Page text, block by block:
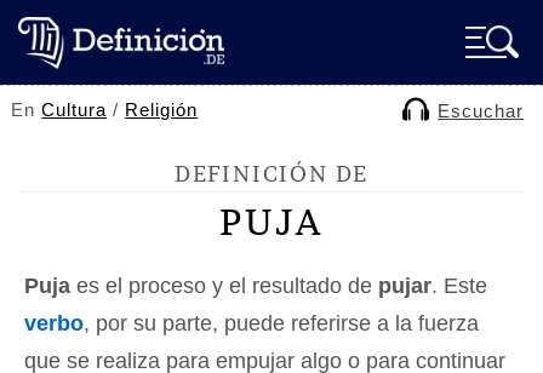
EnCultura / Religión Escuchar
DEFINICIÓN DE
PUJA
Puja es el proceso y el resultado de pujar. Este
verbo, por su parte, puede referirse a la fuerza
que se realiza para empujar algo o para continuar